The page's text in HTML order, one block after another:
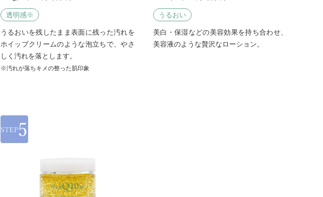
透明感※
うるおいを残したまま表面に残った汚れを
ホイップクリームのような泡立ちで、やさ
しく汚れを落とします。
※汚れが落ちキメの整った肌印象
うるおい
美白・保湿などの美容効果を持ち合わせ、
美容液のような贅沢なローション。